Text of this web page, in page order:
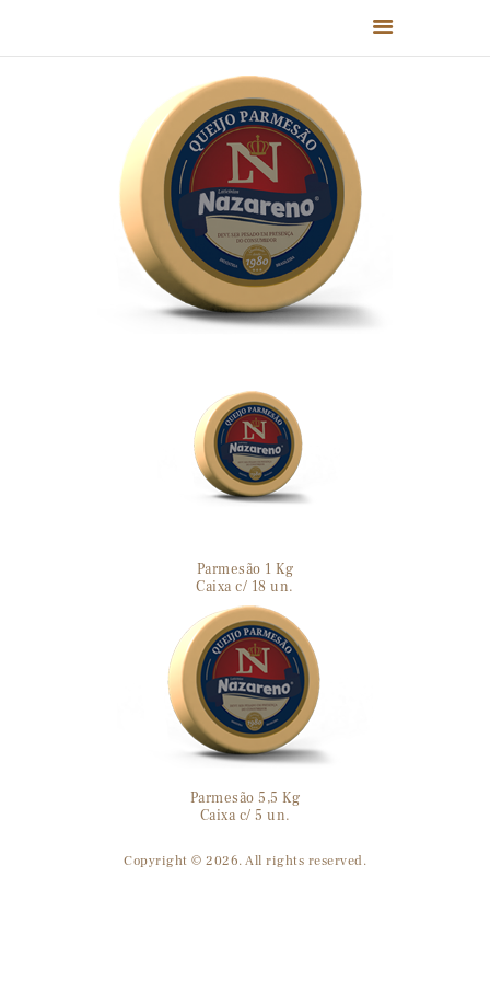
HOME
QUEM SOMOS
PRODUTOS
RECEITAS
FALE CONOSCO
Parmesão 1 Kg
Caixa c/ 18 un.
Parmesão 5,5 Kg
Caixa c/ 5 un.
Copyright © 2026. All rights reserved.